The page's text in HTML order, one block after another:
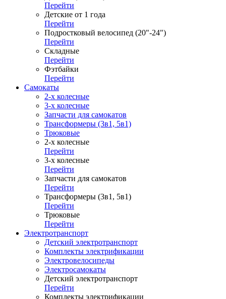
Перейти
Детские от 1 года
Перейти
Подростковый велосипед (20"-24")
Перейти
Складные
Перейти
Фэтбайки
Перейти
Самокаты
2-х колесные
3-х колесные
Запчасти для самокатов
Трансформеры (3в1, 5в1)
Трюковые
2-х колесные
Перейти
3-х колесные
Перейти
Запчасти для самокатов
Перейти
Трансформеры (3в1, 5в1)
Перейти
Трюковые
Перейти
Электротранспорт
Детский электротранспорт
Комплекты электрификации
Электровелосипеды
Электросамокаты
Детский электротранспорт
Перейти
Комплекты электрификации